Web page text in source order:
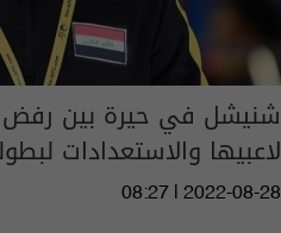
شنيشل في حيرة بين رفض
لاعبيها والاستعدادات
08:27 | 2022-08-28